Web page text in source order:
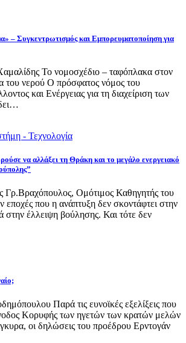
– Συγκεντρωτισμός και Εμπορευματοποίηση για
Το νομοσχέδιο – ταφόπλακα στον
του νερού Ο πρόσφατος νόμος του
και Ενέργειας για τη διαχείριση των
- Τεχνολογία
να αλλάξει τη Θράκη και το μεγάλο ενεργειακό
Γρ.Βραχόπουλος, Ομότιμος Καθηγητής του
που η ανάπτυξη δεν σκοντάφτει στην
στην έλλειψη βούλησης. Και τότε δεν
Παρά τις ευνοϊκές εξελίξεις που
Κορυφής των ηγετών των κρατών μελών
οι δηλώσεις του προέδρου Ερντογάν